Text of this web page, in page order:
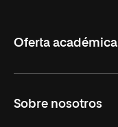
Oferta académica
Derecho
Sobre nosotros